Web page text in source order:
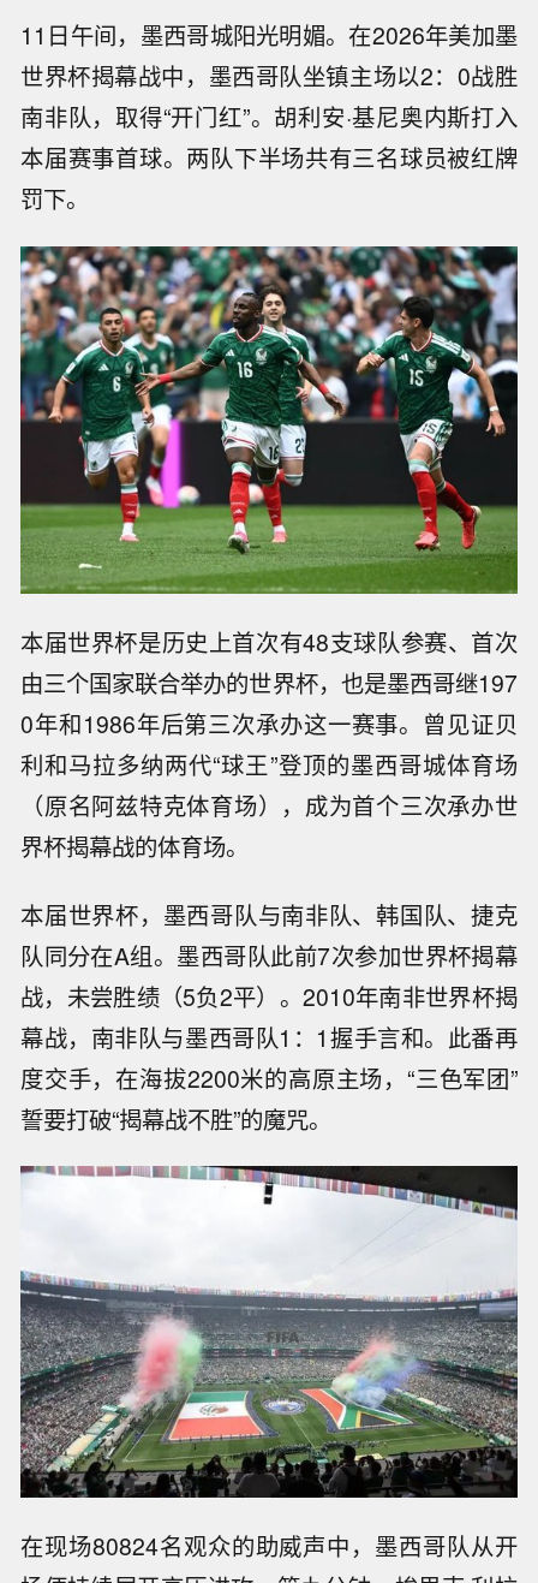
11日午间，墨西哥城阳光明媚。在2026年美加墨
世界杯揭幕战中，墨西哥队坐镇主场以2：0战胜
南非队，取得“开门红”。胡利安·基尼奥内斯打入
本届赛事首球。两队下半场共有三名球员被红牌
罚下。
本届世界杯是历史上首次有48支球队参赛、首次
由三个国家联合举办的世界杯，也是墨西哥继197
0年和1986年后第三次承办这一赛事。曾见证贝
利和马拉多纳两代“球王”登顶的墨西哥城体育场
（原名阿兹特克体育场），成为首个三次承办世
界杯揭幕战的体育场。
本届世界杯，墨西哥队与南非队、韩国队、捷克
队同分在A组。墨西哥队此前7次参加世界杯揭幕
战，未尝胜绩（5负2平）。2010年南非世界杯揭
幕战，南非队与墨西哥队1：1握手言和。此番再
度交手，在海拔2200米的高原主场，“三色军团”
誓要打破“揭幕战不胜”的魔咒。
在现场80824名观众的助威声中，墨西哥队从开